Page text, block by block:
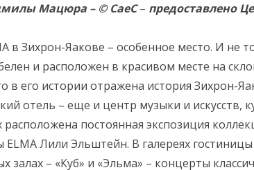
Мацюра – © CaeC– предоставлено
в Зихрон-Яакове – особенное место. И не
и расположен в красивом месте на
в его истории отражена история Зихрон-
отель – еще и центр музыки и искусств,
постоянная экспозиция
ELMA Лили Эльштейн. В галереях
залах – «Куб» и «Эльма» – концерты